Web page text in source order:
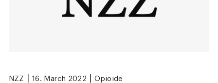
NZZ 16. March 2022 Opioide